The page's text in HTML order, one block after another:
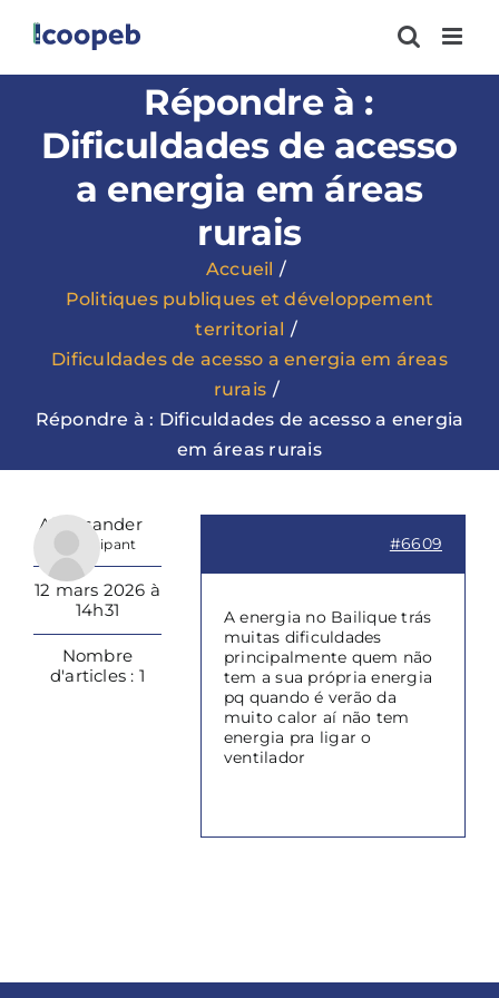
contenu
Répondre à :
Dificuldades de acesso
a energia em áreas
rurais
Accueil
Politiques publiques et développement
territorial
Dificuldades de acesso a energia em áreas
rurais
Répondre à : Dificuldades de acesso a energia
em áreas rurais
Alexssander
Participant
12 mars 2026 à
14h31
Nombre
d'articles : 1
#6609
A energia no Bailique trás
muitas dificuldades
principalmente quem não
tem a sua própria energia
pq quando é verão da
muito calor aí não tem
energia pra ligar o
ventilador